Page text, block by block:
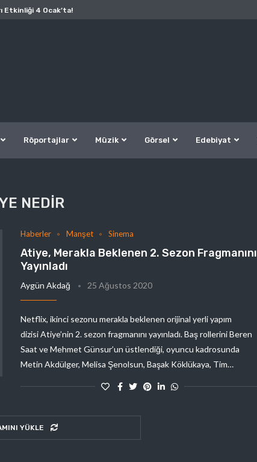
Etkinliği 4 Ocak’ta!
Röportajlar Müzik Görsel Edebiyat
NEDIR
Haberler Manşet Sinema
Atiye, Merakla Beklenen 2. Sezon Fragmanını
Yayınladı
Aygün Akdağ 25 Ağustos 2020
Netflix, ikinci sezonu merakla beklenen orijinal yerli yapım
dizisi Atiye’nin 2. sezon fragmanını yayınladı. Baş rollerini Beren
Saat ve Mehmet Günsur’un üstlendiği, oyuncu kadrosunda
Metin Akdülger, Melisa Şenolsun, Başak Köklükaya, Tim…
YÜKLE